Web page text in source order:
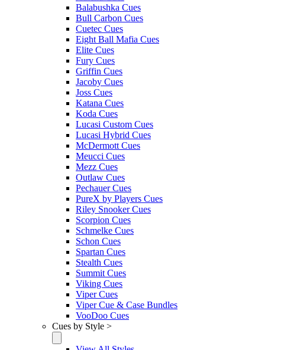
Balabushka Cues
Bull Carbon Cues
Cuetec Cues
Eight Ball Mafia Cues
Elite Cues
Fury Cues
Griffin Cues
Jacoby Cues
Joss Cues
Katana Cues
Koda Cues
Lucasi Custom Cues
Lucasi Hybrid Cues
McDermott Cues
Meucci Cues
Mezz Cues
Outlaw Cues
Pechauer Cues
PureX by Players Cues
Riley Snooker Cues
Scorpion Cues
Schmelke Cues
Schon Cues
Spartan Cues
Stealth Cues
Summit Cues
Viking Cues
Viper Cues
Viper Cue & Case Bundles
VooDoo Cues
Cues by Style >